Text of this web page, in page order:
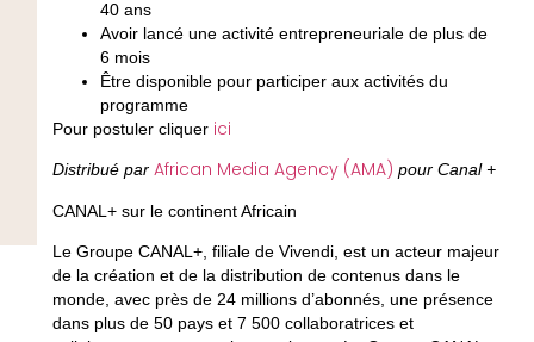
40 ans
Avoir lancé une activité entrepreneuriale de plus de
6 mois
Être disponible pour participer aux activités du
programme
Pour postuler cliquer ici
Distribué par African Media Agency (AMA) pour Canal +
CANAL+ sur le continent Africain
Le Groupe CANAL+, filiale de Vivendi, est un acteur majeur
de la création et de la distribution de contenus dans le
monde, avec près de 24 millions d’abonnés, une présence
dans plus de 50 pays et 7 500 collaboratrices et